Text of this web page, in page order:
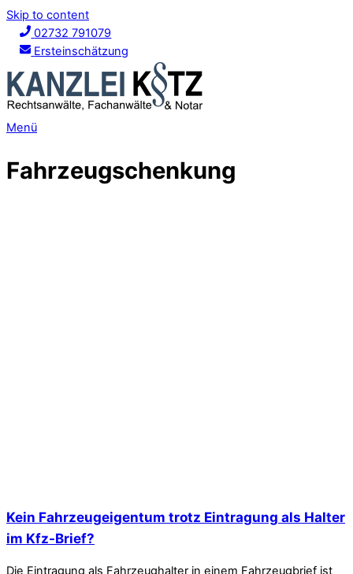
Skip to content
02732 791079
Ersteinschätzung
Menü
Fahrzeugschenkung
Kein Fahrzeugeigentum trotz Eintragung als Halter
im Kfz-Brief?
Die Eintragung als Fahrzeughalter in einem Fahrzeugbrief ist